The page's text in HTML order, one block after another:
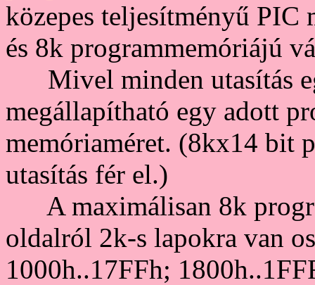
közepes teljesítményű
és 8k programmemóriájú
Mivel minden utasítás
megállapítható egy adott
memóriaméret. (8kx14 bit
utasítás fér el.)
A maximálisan 8k
oldalról 2k-s lapokra van
1000h..17FFh;